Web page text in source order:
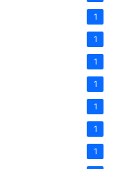
1
1
1
1
1
1
1